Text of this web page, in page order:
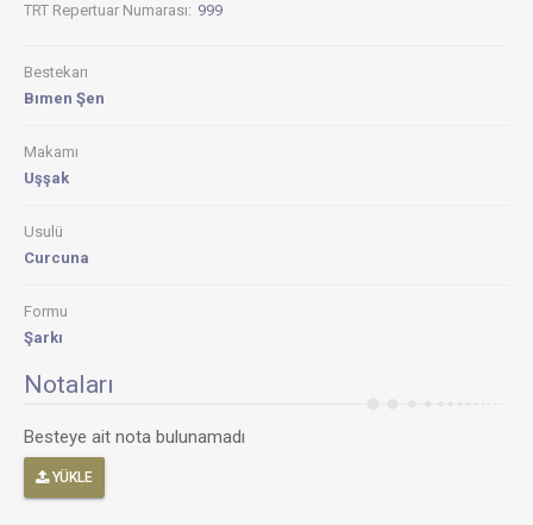
TRT Repertuar Numarası: 999
Bestekarı
Bımen Şen
Makamı
Uşşak
Usulü
Curcuna
Formu
Şarkı
Notaları
Besteye ait nota bulunamadı
YÜKLE